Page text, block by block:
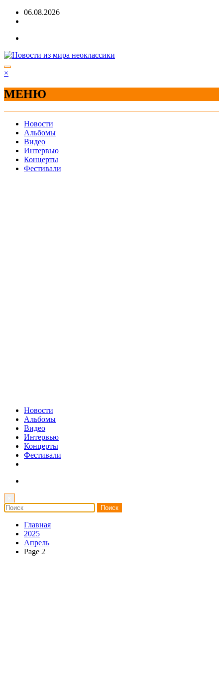
Перейти06.08.2026
×
МЕНЮ
Новости
Альбомы
Видео
Интервью
Концерты
Фестивали
Новости
Альбомы
Видео
Интервью
Концерты
Фестивали
Главная
2025
Апрель
Page 2